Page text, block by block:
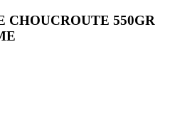
CHOUCROUTE 550GR